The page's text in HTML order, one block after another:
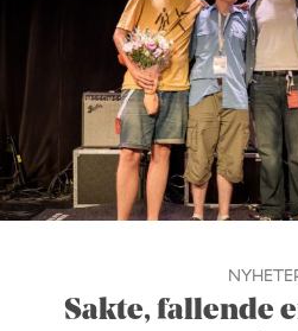
Sakte, fallende